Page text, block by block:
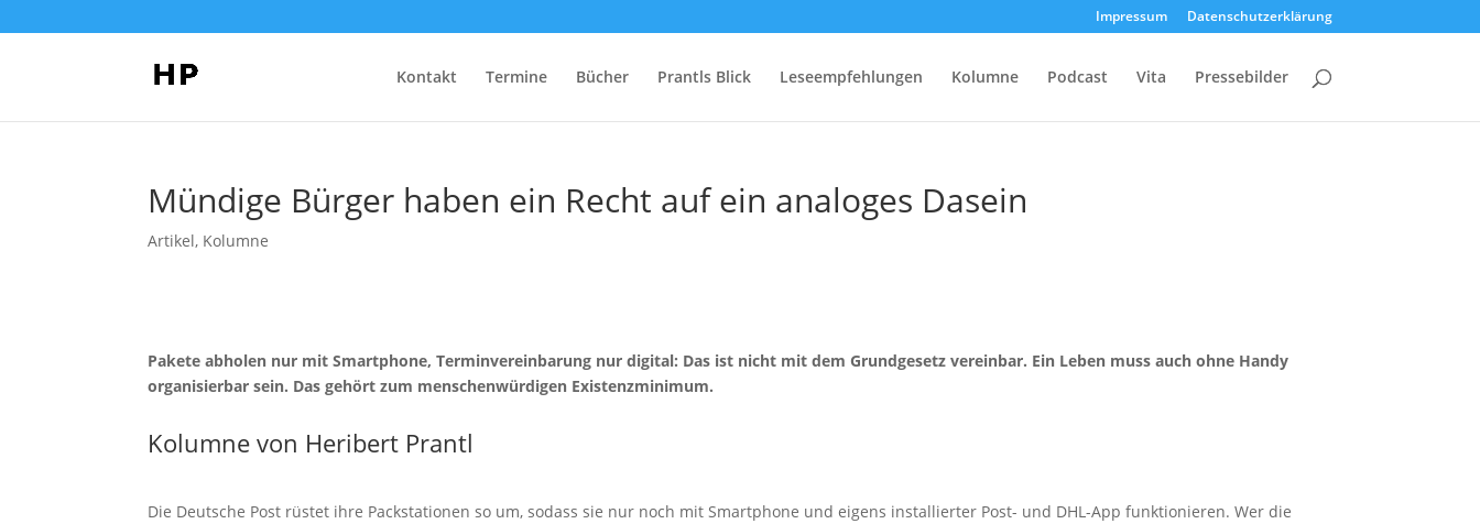
Impressum Datenschutzerklärung
Kontakt Termine Bücher Prantls Blick Leseempfehlungen Kolumne Podcast Vita Pressebilder
Mündige Bürger haben ein Recht auf ein analoges Dasein
Artikel, Kolumne
Pakete abholen nur mit Smartphone, Terminvereinbarung nur digital: Das ist nicht mit dem Grundgesetz vereinbar. Ein Leben muss auch ohne Handy
organisierbar sein. Das gehört zum menschenwürdigen Existenzminimum.
Kolumne von Heribert Prantl
Die Deutsche Post rüstet ihre Packstationen so um, sodass sie nur noch mit Smartphone und eigens installierter Post- und DHL-App funktionieren. Wer die